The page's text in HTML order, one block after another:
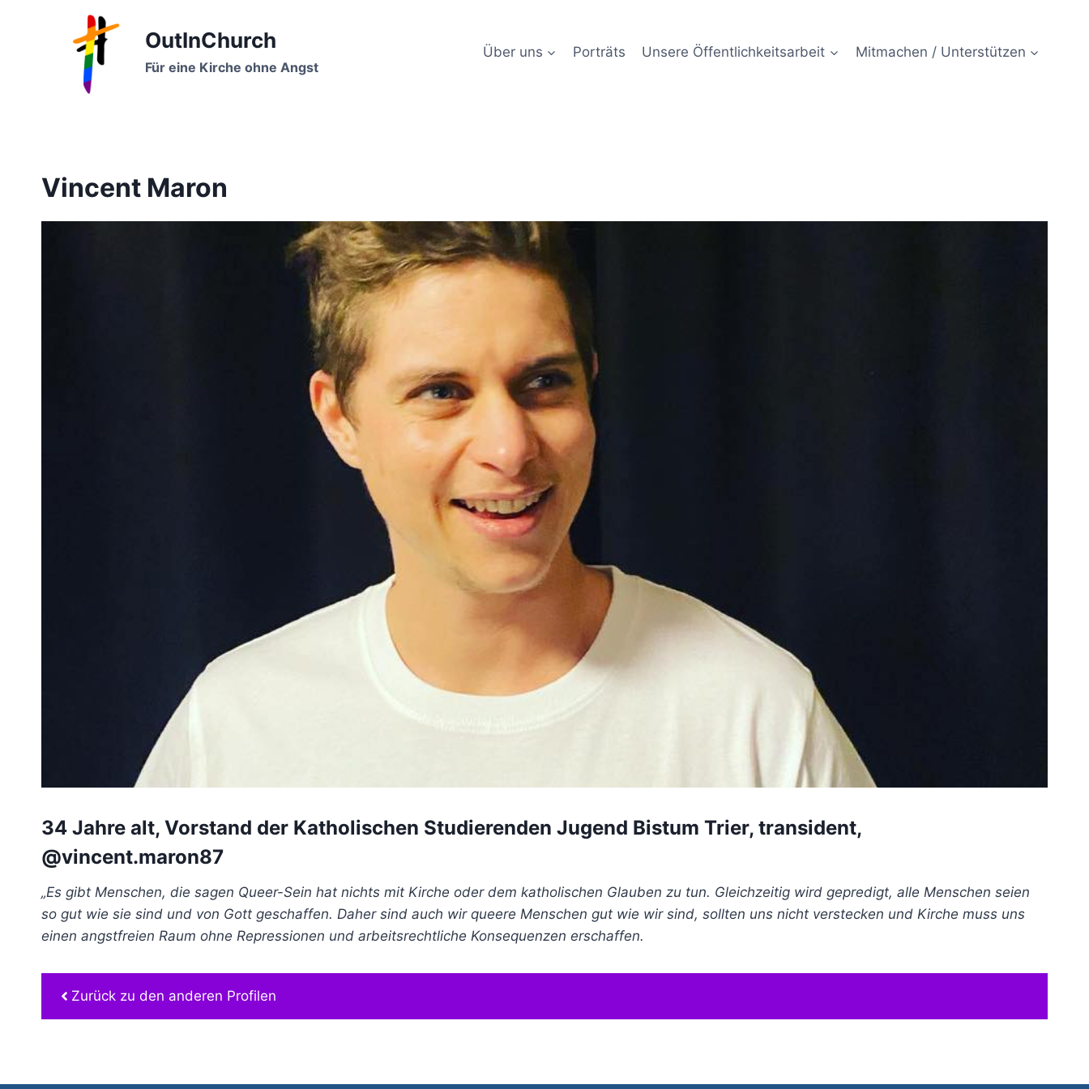
OutInChurch
Für eine Kirche ohne Angst
Über uns Porträts Unsere Öffentlichkeitsarbeit Mitmachen / Unterstützen
Vincent Maron
34 Jahre alt, Vorstand der Katholischen Studierenden Jugend Bistum Trier, transident,
@vincent.maron87
„Es gibt Menschen, die sagen Queer-Sein hat nichts mit Kirche oder dem katholischen Glauben zu tun. Gleichzeitig wird gepredigt, alle Menschen seien
so gut wie sie sind und von Gott geschaffen. Daher sind auch wir queere Menschen gut wie wir sind, sollten uns nicht verstecken und Kirche muss uns
einen angstfreien Raum ohne Repressionen und arbeitsrechtliche Konsequenzen erschaffen.
Zurück zu den anderen Profilen